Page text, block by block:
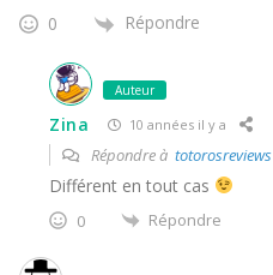
0 Répondre
Auteur
Zina 10 années il y a
Répondre à totorosreviews
Différent en tout cas
0 Répondre